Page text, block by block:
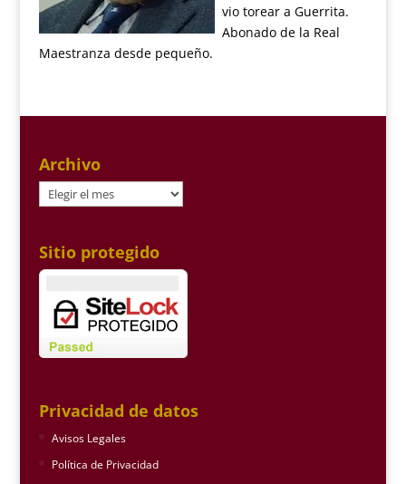
vio torear a Guerrita.
Abonado de la Real
Maestranza desde pequeño.
Archivo
Archivo
Sitio protegido
Privacidad de datos
Avisos Legales
Política de Privacidad